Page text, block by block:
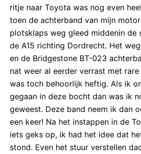
ritje naar Toyota was nog even
toen de achterband van mijn
plotsklaps weg gleed middenin de
de A15 richting Dordrecht. Het
en de Bridgestone BT-023
nat weer al eerder verrast met
was toch behoorlijk heftig. Als ik
gegaan in deze bocht dan was ik
geweest. Deze band neem ik dan
een keer! Na het instappen in de
iets geks op, ik had het idee dat
stond. Even het stuur verstellen